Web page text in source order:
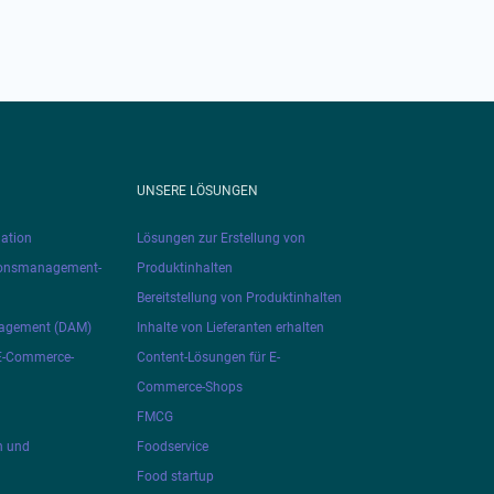
(DAM)
Commerce-
und
UNSERE LÖSUNGEN
Lösungen zur Erstellung von
Produktinhalten
Bereitstellung von Produktinhalten
Inhalte von Lieferanten erhalten
Content-Lösungen für E-
Commerce-Shops
FMCG
Foodservice
Food startup